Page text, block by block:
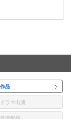
作品
ドラマ出演